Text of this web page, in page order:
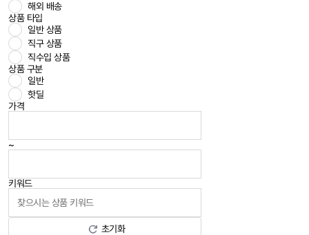
해외 배송
상품 타입
일반 상품
직구 상품
직수입 상품
상품 구분
일반
핫딜
가격
~
키워드
초기화